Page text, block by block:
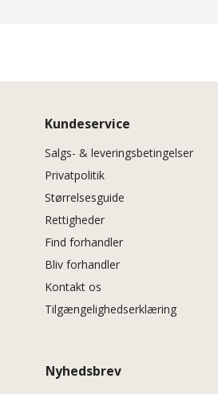
Kundeservice
Salgs- & leveringsbetingelser
Privatpolitik
Størrelsesguide
Rettigheder
Find forhandler
Bliv forhandler
Kontakt os
Tilgængelighedserklæring
Nyhedsbrev